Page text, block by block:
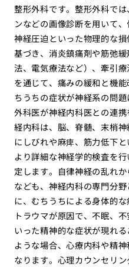
整形外科です。整形外科で
ンなどの画像診断を用いて
神経圧迫といった物理的な
基づき、消炎鎮痛剤や筋弛
法、電気療法など）、牽引
を通じて、痛みの緩和と機
ちうちの症状が神経系の問
外科医が神経内科医との連
経内科は、脳、脊髄、末梢
にしびれや麻痺、筋力低下と
より詳細な神経学的検査を
定します。自律神経の乱れ
なども、神経内科の専門分
に、むちうちによる身体的
トラウマが原因で、不眠、
いった精神的な症状が現れ
ような場合、心療内科や精
なります。心理カウンセリ